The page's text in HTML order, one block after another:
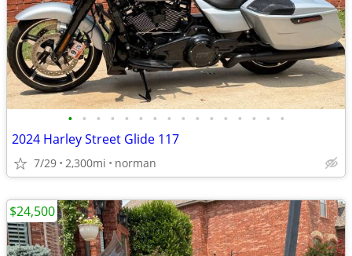
• • • • • • • • • • • • • • • •
2024 Harley Street Glide 117
7/29 2,300mi norman
$24,500